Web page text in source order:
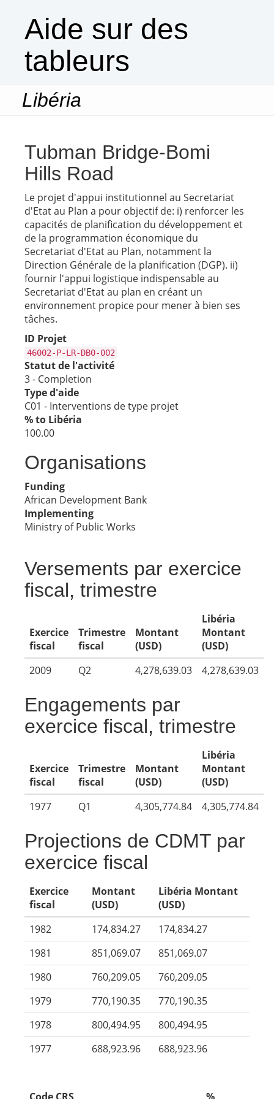
Aide sur des
tableurs
Libéria
Tubman Bridge-Bomi
Hills Road
Le projet d'appui institutionnel au Secretariat
d'Etat au Plan a pour objectif de: i) renforcer les
capacités de planification du développement et
de la programmation économique du
Secretariat d'Etat au Plan, notamment la
Direction Générale de la planification (DGP). ii)
fournir l'appui logistique indispensable au
Secretariat d'Etat au plan en créant un
environnement propice pour mener à bien ses
tâches.
ID Projet
46002-P-LR-DB0-002
Statut de l'activité
3 - Completion
Type d'aide
C01 - Interventions de type projet
% to Libéria
100.00
Organisations
Funding
African Development Bank
Implementing
Ministry of Public Works
Versements par exercice
fiscal, trimestre
Exercice
fiscal
Trimestre
fiscal
Montant
(USD)
Libéria
Montant
(USD)
2009
Q2 4,278,639.03 4,278,639.03
Engagements par
exercice fiscal, trimestre
Exercice
fiscal
Trimestre
fiscal
Montant
(USD)
Libéria
Montant
(USD)
1977
Q1 4,305,774.84 4,305,774.84
Projections de CDMT par
exercice fiscal
Exercice
fiscal
Montant
(USD)
Libéria Montant
(USD)
1982
174,834.27
174,834.27
1981
851,069.07
851,069.07
1980
760,209.05
760,209.05
1979
770,190.35
770,190.35
1978
800,494.95
800,494.95
1977
688,923.96 688,923.96